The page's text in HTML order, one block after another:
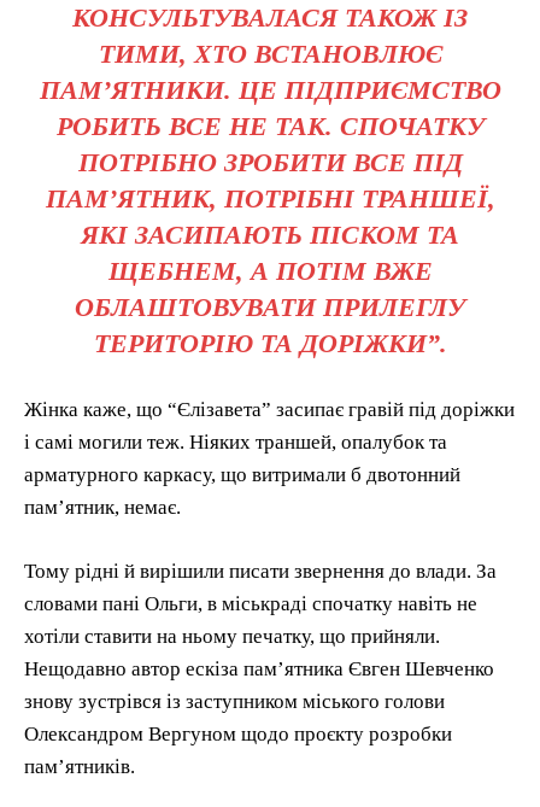
КОНСУЛЬТУВАЛАСЯ ТАКОЖ ІЗ
ТИМИ, ХТО ВСТАНОВЛЮЄ
ПАМ’ЯТНИКИ. ЦЕ ПІДПРИЄМСТВО
РОБИТЬ ВСЕ НЕ ТАК. СПОЧАТКУ
ПОТРІБНО ЗРОБИТИ ВСЕ ПІД
ПАМ’ЯТНИК, ПОТРІБНІ ТРАНШЕЇ,
ЯКІ ЗАСИПАЮТЬ ПІСКОМ ТА
ЩЕБНЕМ, А ПОТІМ ВЖЕ
ОБЛАШТОВУВАТИ ПРИЛЕГЛУ
ТЕРИТОРІЮ ТА ДОРІЖКИ”.
Жінка каже, що “Єлізавета” засипає гравій під доріжки
і самі могили теж. Ніяких траншей, опалубок та
арматурного каркасу, що витримали б двотонний
пам’ятник, немає.
Тому рідні й вирішили писати звернення до влади. За
словами пані Ольги, в міськраді спочатку навіть не
хотіли ставити на ньому печатку, що прийняли.
Нещодавно автор ескіза пам’ятника Євген Шевченко
знову зустрівся із заступником міського голови
Олександром Вергуном щодо проєкту розробки
пам’ятників.